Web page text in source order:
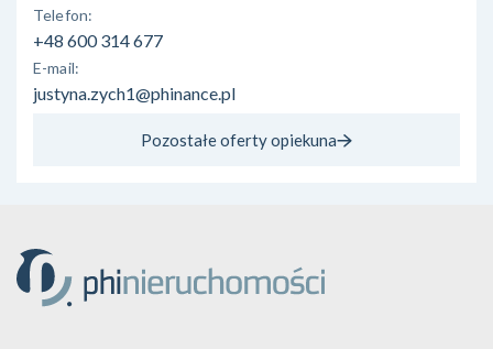
Telefon:
+48 600 314 677
E-mail:
justyna.zych1@phinance.pl
Pozostałe oferty opiekuna